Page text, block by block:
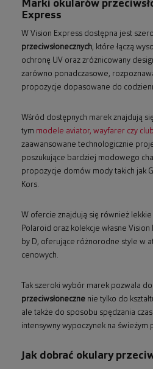
Marki okularów
Express
W Vision Express dostępna jest
przeciwsłonecznych, które łączą
ochronę UV oraz zróżnicowany
zarówno ponadczasowe,
propozycje dopasowane do
Wśród dostępnych marek znajdują
tym modele aviator, wayfarer czy
zaawansowane technologicznie
poszukujące bardziej modowego
propozycje domów mody takich jak
Kors.
W ofercie znajdują się również
Polaroid oraz kolekcje własne
by D, oferujące różnorodne style w
cenowych.
Tak szeroki wybór marek pozwala
przeciwsłoneczne nie tylko do
ale także do sposobu spędzania
intensywny wypoczynek na świeżym
Jak dobrać okulary